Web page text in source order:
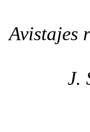
Avistajes
J.